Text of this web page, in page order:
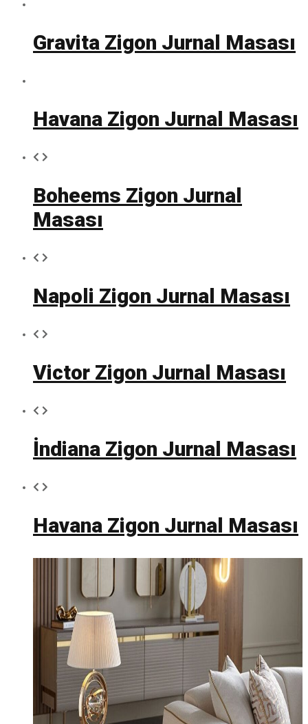
Gravita Zigon Jurnal Masası
Havana Zigon Jurnal Masası
Boheems Zigon Jurnal
Masası
Napoli Zigon Jurnal Masası
Victor Zigon Jurnal Masası
İndiana Zigon Jurnal Masası
Havana Zigon Jurnal Masası